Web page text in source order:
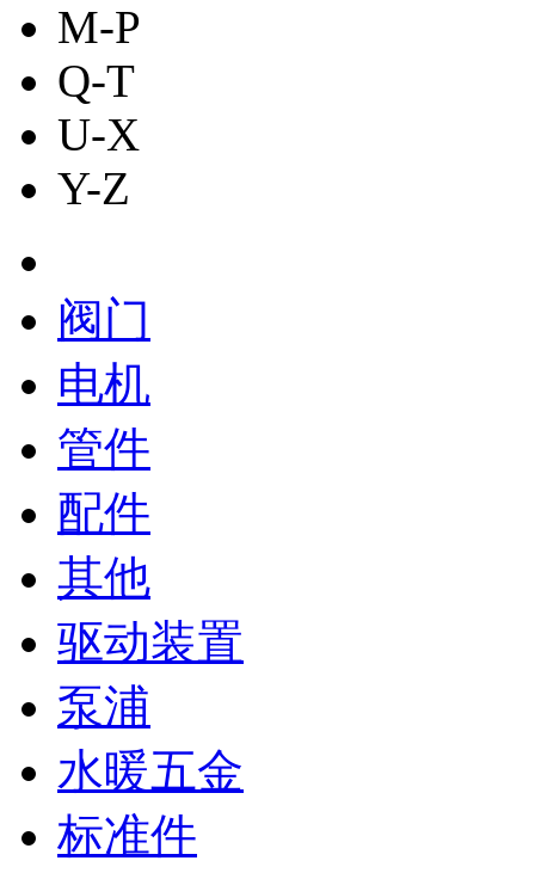
M-P
Q-T
U-X
Y-Z
阀门
电机
管件
配件
其他
驱动装置
泵浦
水暖五金
标准件